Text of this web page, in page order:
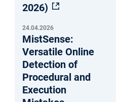
2026)
24.04.2026
MistSense:
Versatile Online
Detection of
Procedural and
Execution